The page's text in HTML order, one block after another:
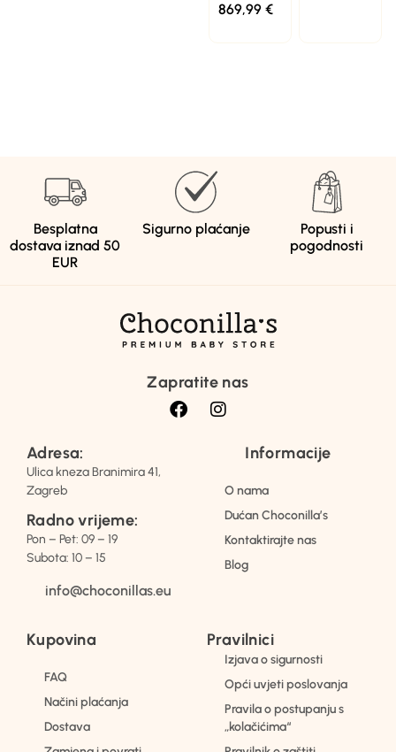
869,99 €
Besplatna
dostava iznad 50
EUR
Sigurno plaćanje
Popusti i
pogodnosti
Zapratite nas
Adresa:
Ulica kneza Branimira 41,
Zagreb
Radno vrijeme:
Pon – Pet: 09 – 19
Subota: 10 – 15
info@choconillas.eu
Informacije
O nama
Dućan Choconilla’s
Kontaktirajte nas
Blog
Kupovina
FAQ
Načini plaćanja
Dostava
Pravilnici
Izjava o sigurnosti
Opći uvjeti poslovanja
Pravila o postupanju s
„kolačićima“